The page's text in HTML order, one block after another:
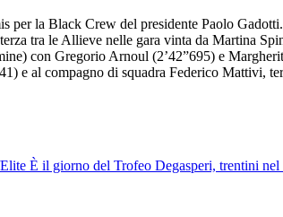
la Black Crew del presidente Paolo
tra le Allieve nelle gara vinta da Martina
con Gregorio Arnoul (2’42”695) e
e al compagno di squadra Federico Mattivi,
È il giorno del Trofeo Degasperi, trentini